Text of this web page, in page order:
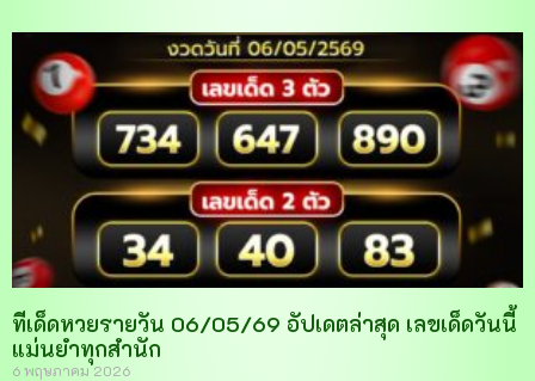
ทีเด็ดหวยรายวัน 06/05/69 อัปเดตล่าสุด เลขเด็ดวันนี้
แม่นยำทุกสำนัก
6 พฤษภาคม 2026